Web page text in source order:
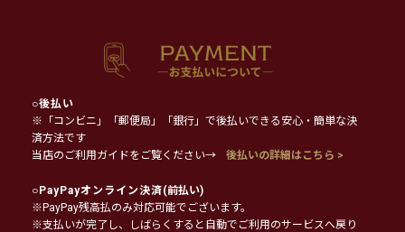
○後払い
※「コンビニ」「郵便局」「銀行」で後払いできる安心・簡単な決
済方法です
当店のご利用ガイドをご覧ください→
後払いの詳細はこちら >
○PayPayオンライン決済(前払い)
※PayPay残高払のみ対応可能でございます。
※支払いが完了し、しばらくすると自動でご利用のサービスへ戻り